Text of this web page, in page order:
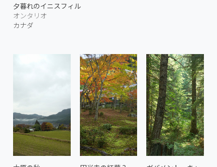
夕暮れのイニスフィル
オンタリオ
カナダ